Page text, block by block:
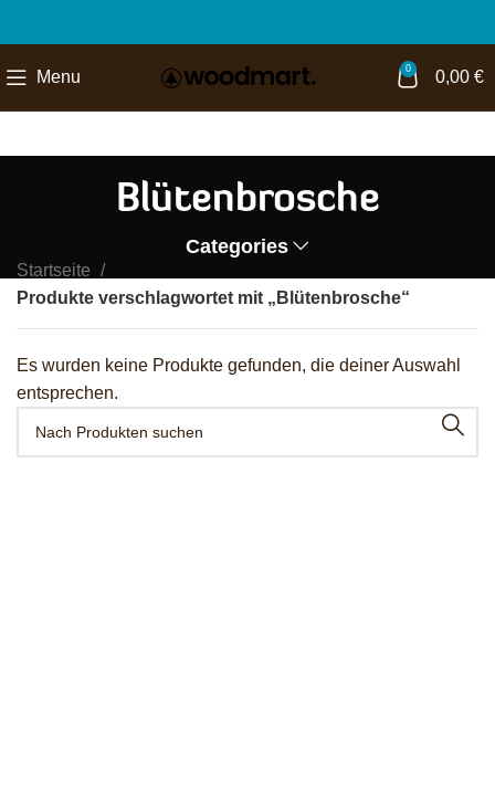
Menu 0 0,00 €
Blütenbrosche
Categories
Startseite
Produkte verschlagwortet mit „Blütenbrosche“
Es wurden keine Produkte gefunden, die deiner Auswahl
entsprechen.